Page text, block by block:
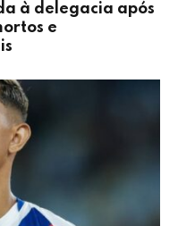
à delegacia após
e